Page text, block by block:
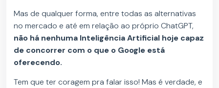
Mas de qualquer forma, entre todas as alternativas
no mercado e até em relação ao próprio ChatGPT,
não há nenhuma Inteligência Artificial hoje capaz
de concorrer com o que o Google está
oferecendo.
Tem que ter coragem pra falar isso! Mas é verdade, e